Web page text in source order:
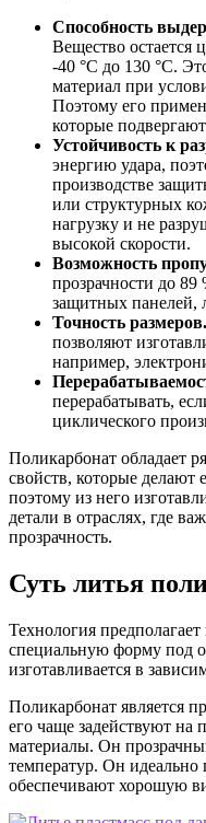
Способность
Вещество остается
-40 °C до 130 °C.
материал при
Поэтому его
которые
Устойчивость к
энергию удара,
производстве
или структурных
нагрузку и не
высокой скорости.
Возможность
прозрачности до
защитных панелей,
Точность размеров.
позволяют
например,
перерабатывать,
циклического
Поликарбонат обладает
свойств, которые делают
поэтому из него
детали в отраслях, где
прозрачность.
Суть литья
Технология
специальную форму под
изготавливается в
Поликарбонат является
его чаще задействуют на
материалы. Он
температур. Он идеально
обеспечивают хорошую